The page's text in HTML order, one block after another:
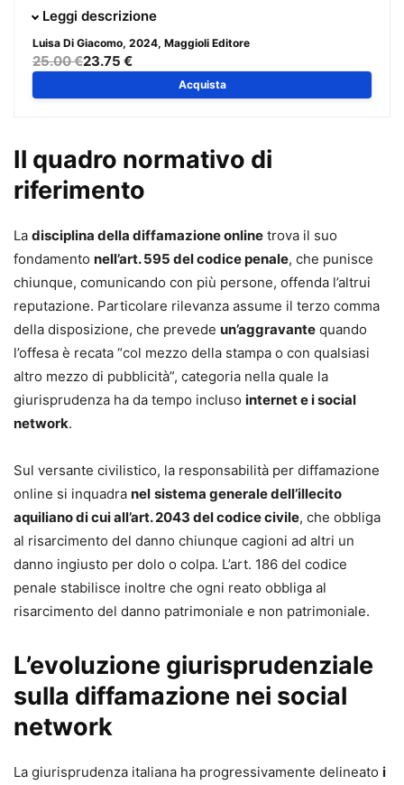
Ricordate quando i nostri genitori ci dicevano di non
è “trasferito” anche in rete. Gli “sconosciuti” possono
avere le facce più amichevoli del mondo, nascondendosi
dietro uno schermo. Ecco perché dobbiamo imparare a
che usiamo per attraversare la strada. Ho avuto l’idea di
scrivere questo libro molto tempo fa, per offrire una guida
pratica a genitori che si trovano, come me, tutti i giorni ad
magico potere esercitato su di loro – e su tutti noi – dallo
smartphone. Essere genitori, oggi, e per gli anni a venire
sempre di più, vuol dire anche questo: scontrarsi con le
tematiche proprie dei nativi digitali, diventare un po’
esperti di informatica e di sicurezza, di internet e di
tecnologia e provare a trasformarci da quei boomer che
saremmo per diritto di nascita, a hacker in erba. Si tratta di
una nuova competenza educativa da acquisire: quanto è
sicuro il web, quali sono i rischi legati alla navigazione, le
cosa no, e poi ancora il cyberbullismo, il revenge porn, e
così via in un universo parallelo in cui la nostra prole
galleggia tra like, condivisioni e hashtag.
Luisa Di Giacomo
Avvocato, Data Protection Officer e consulente Data
Protection e AI in numerose società nel nord Italia.
Cyberbullismo. È nel pool di consulenti esperti di Cyber
Law istituito presso l’European Data Protection Board e ha
for business strategy” presso il MIT. Autrice e docente di
Leggi descrizione
Luisa Di Giacomo, 2024, Maggioli Editore
25.00 €23.75 €
Acquista
Il quadro normativo di
riferimento
La disciplina della diffamazione online trova il suo
fondamento nell’art. 595 del codice penale, che punisce
chiunque, comunicando con più persone, offenda l’altrui
reputazione. Particolare rilevanza assume il terzo comma
della disposizione, che prevede un’aggravante quando
l’offesa è recata “col mezzo della stampa o con qualsiasi
altro mezzo di pubblicità”, categoria nella quale la
giurisprudenza ha da tempo incluso internet e i social
network.
Sul versante civilistico, la responsabilità per diffamazione
online si inquadra nel sistema generale dell’illecito
aquiliano di cui all’art. 2043 del codice civile, che obbliga
al risarcimento del danno chiunque cagioni ad altri un
danno ingiusto per dolo o colpa. L’art. 186 del codice
penale stabilisce inoltre che ogni reato obbliga al
risarcimento del danno patrimoniale e non patrimoniale.
L’evoluzione giurisprudenziale
sulla diffamazione nei social
network
La giurisprudenza italiana ha progressivamente delineato i